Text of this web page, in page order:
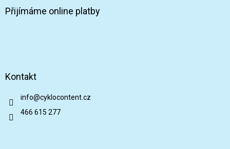
Přijímáme online platby
Kontakt
info@cyklocontent.cz
466 615 277